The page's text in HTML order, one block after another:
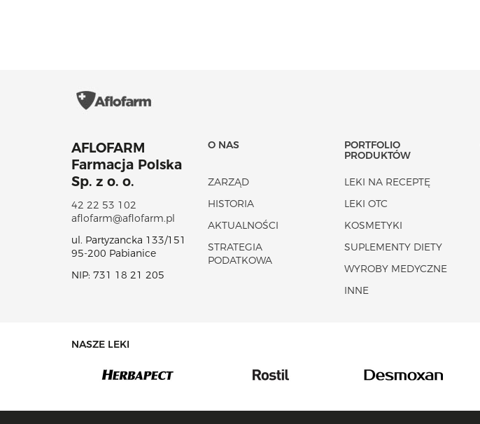
AFLOFARM
Farmacja Polska
Sp. z o. o.
42 22 53 102
aflofarm@aflofarm.pl
ul. Partyzancka 133/151
95-200 Pabianice
NIP: 731 18 21 205
O NAS
ZARZĄD
HISTORIA
AKTUALNOŚCI
STRATEGIA
PODATKOWA
PORTFOLIO
PRODUKTÓW
LEKI NA RECEPTĘ
LEKI OTC
KOSMETYKI
SUPLEMENTY DIETY
WYROBY MEDYCZNE
INNE
NASZE LEKI